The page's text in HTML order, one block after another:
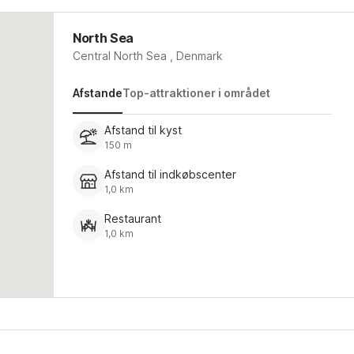
North Sea
Central North Sea , Denmark
AfstandeTop-attraktioner i området
Afstand til kyst
150 m
Afstand til indkøbscenter
1,0 km
Restaurant
1,0 km